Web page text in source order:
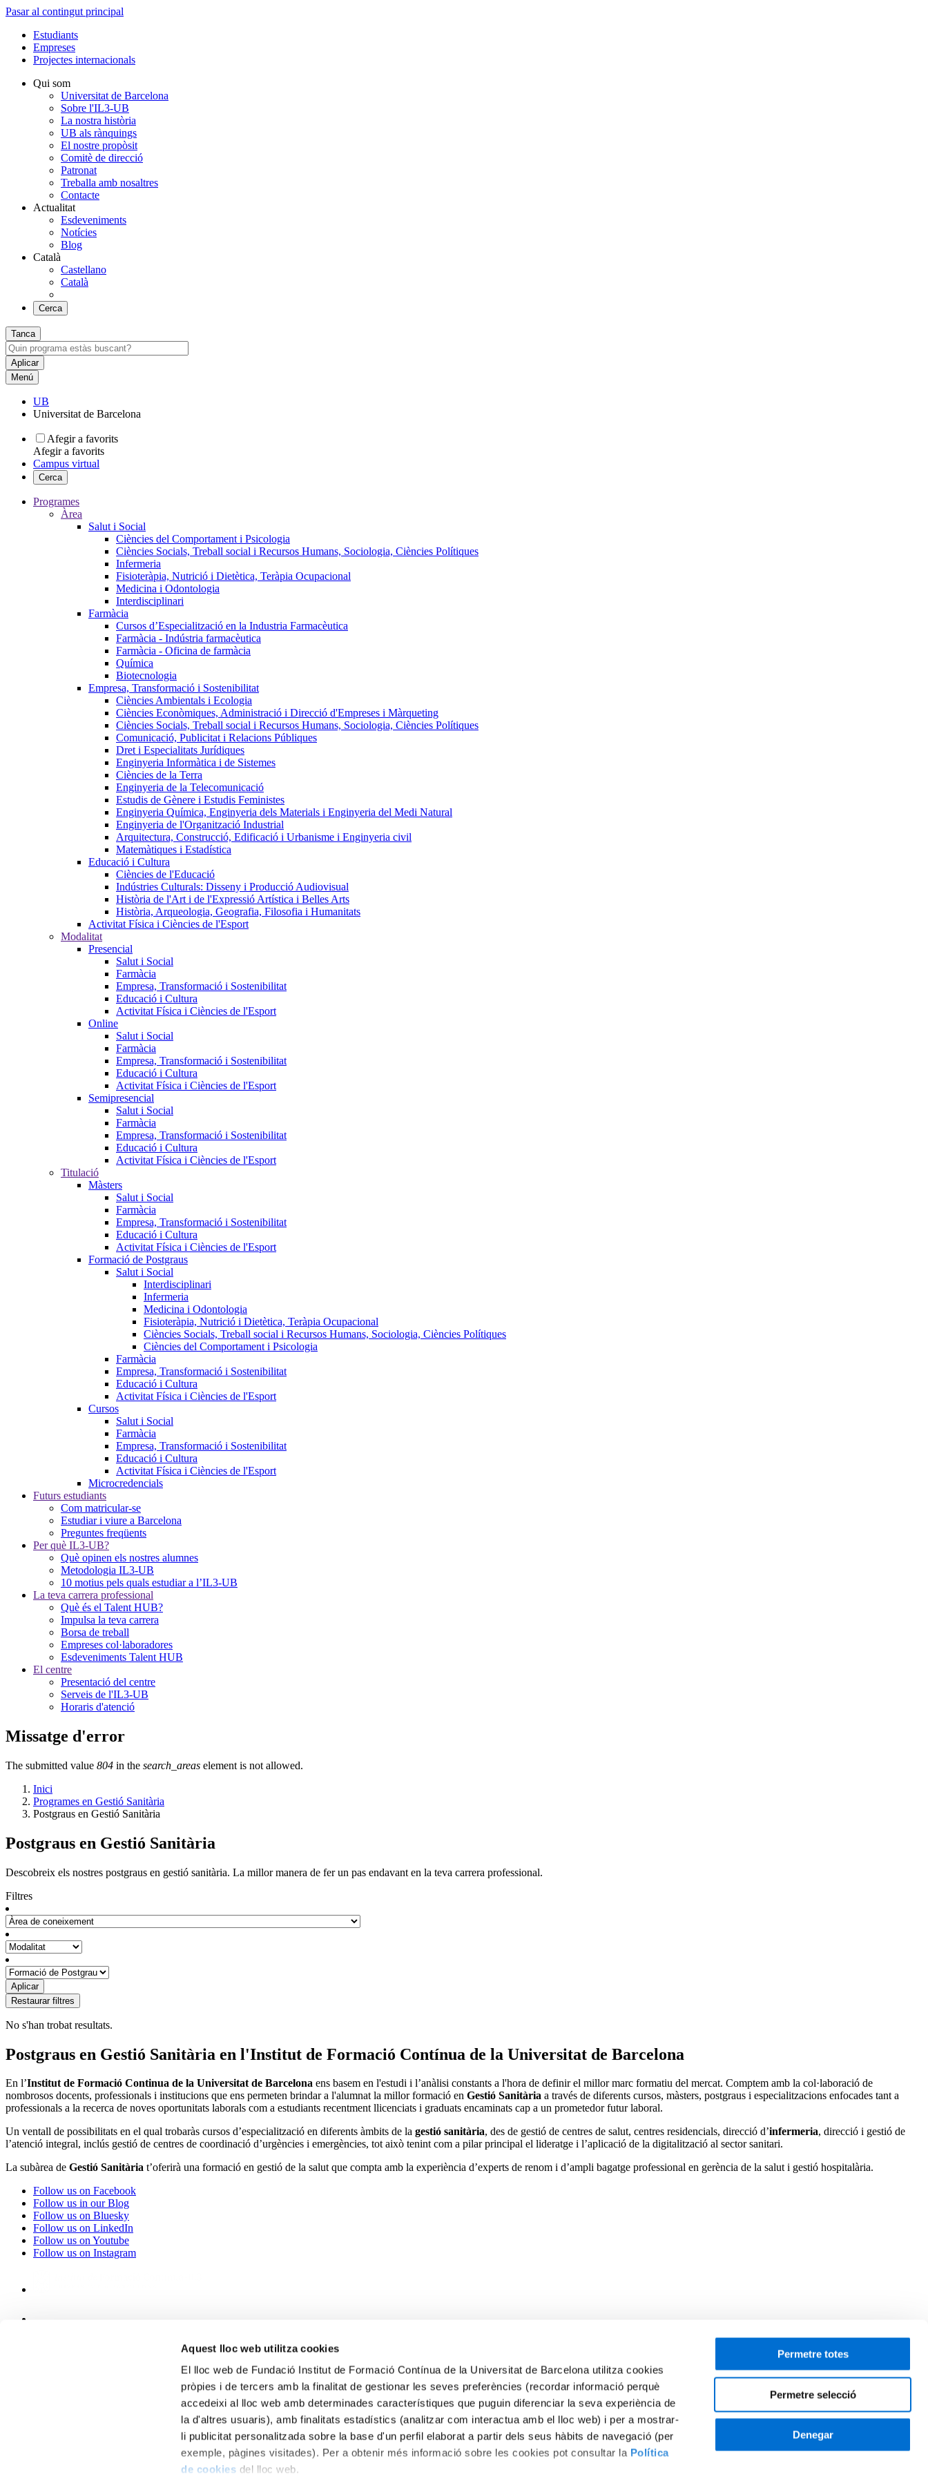
Aquest lloc web utilitza cookies
El lloc web de Fundació Institut de Formació Contínua de la Universitat de Barcelona utilitza cookies
pròpies i de tercers amb la finalitat de gestionar les seves preferències (recordar informació perquè
accedeixi al lloc web amb determinades característiques que puguin diferenciar la seva experiència de
la d'altres usuaris), amb finalitats estadístics (analitzar com interactua amb el lloc web) i per a mostrar-
li publicitat personalitzada sobre la base d'un perfil elaborat a partir dels seus hàbits de navegació (per
exemple, pàgines visitades). Per a obtenir més informació sobre les cookies pot consultar la Política
de cookies del lloc web.
Permetre totes
Permetre selecció
Denegar
Pasar al contingut principal
Estudiants
Empreses
Projectes internacionals
Qui som
Universitat de Barcelona
Sobre l'IL3-UB
La nostra història
UB als rànquings
El nostre propòsit
Comitè de direcció
Patronat
Treballa amb nosaltres
Contacte
Actualitat
Esdeveniments
Notícies
Blog
Català
Castellano
Català
Cerca
Tanca
Menú
UB
Universitat de Barcelona
Afegir a favorits
Afegir a favorits
Campus virtual
Cerca
Programes
Àrea
Salut i Social
Ciències del Comportament i Psicologia
Ciències Socials, Treball social i Recursos Humans, Sociologia, Ciències Polítiques
Infermeria
Fisioteràpia, Nutrició i Dietètica, Teràpia Ocupacional
Medicina i Odontologia
Interdisciplinari
Farmàcia
Cursos d’Especialització en la Industria Farmacèutica
Farmàcia - Indústria farmacèutica
Farmàcia - Oficina de farmàcia
Química
Biotecnologia
Empresa, Transformació i Sostenibilitat
Ciències Ambientals i Ecologia
Ciències Econòmiques, Administració i Direcció d'Empreses i Màrqueting
Ciències Socials, Treball social i Recursos Humans, Sociologia, Ciències Polítiques
Comunicació, Publicitat i Relacions Públiques
Dret i Especialitats Jurídiques
Enginyeria Informàtica i de Sistemes
Ciències de la Terra
Enginyeria de la Telecomunicació
Estudis de Gènere i Estudis Feministes
Enginyeria Química, Enginyeria dels Materials i Enginyeria del Medi Natural
Enginyeria de l'Organització Industrial
Arquitectura, Construcció, Edificació i Urbanisme i Enginyeria civil
Matemàtiques i Estadística
Educació i Cultura
Ciències de l'Educació
Indústries Culturals: Disseny i Producció Audiovisual
Història de l'Art i de l'Expressió Artística i Belles Arts
Història, Arqueologia, Geografia, Filosofia i Humanitats
Activitat Física i Ciències de l'Esport
Modalitat
Presencial
Salut i Social
Farmàcia
Empresa, Transformació i Sostenibilitat
Educació i Cultura
Activitat Física i Ciències de l'Esport
Online
Salut i Social
Farmàcia
Empresa, Transformació i Sostenibilitat
Educació i Cultura
Activitat Física i Ciències de l'Esport
Semipresencial
Salut i Social
Farmàcia
Empresa, Transformació i Sostenibilitat
Educació i Cultura
Activitat Física i Ciències de l'Esport
Titulació
Màsters
Salut i Social
Farmàcia
Empresa, Transformació i Sostenibilitat
Educació i Cultura
Activitat Física i Ciències de l'Esport
Formació de Postgraus
Salut i Social
Interdisciplinari
Infermeria
Medicina i Odontologia
Fisioteràpia, Nutrició i Dietètica, Teràpia Ocupacional
Ciències Socials, Treball social i Recursos Humans, Sociologia, Ciències Polítiques
Ciències del Comportament i Psicologia
Farmàcia
Empresa, Transformació i Sostenibilitat
Educació i Cultura
Activitat Física i Ciències de l'Esport
Cursos
Salut i Social
Farmàcia
Empresa, Transformació i Sostenibilitat
Educació i Cultura
Activitat Física i Ciències de l'Esport
Microcredencials
Futurs estudiants
Com matricular-se
Estudiar i viure a Barcelona
Preguntes freqüents
Per què IL3-UB?
Què opinen els nostres alumnes
Metodologia IL3-UB
10 motius pels quals estudiar a l’IL3-UB
La teva carrera professional
Què és el Talent HUB?
Impulsa la teva carrera
Borsa de treball
Empreses col·laboradores
Esdeveniments Talent HUB
El centre
Presentació del centre
Serveis de l'IL3-UB
Horaris d'atenció
Missatge d'error
The submitted value 804 in the search_areas element is not allowed.
Inici
Programes en Gestió Sanitària
Postgraus en Gestió Sanitària
Postgraus en Gestió Sanitària
Descobreix els nostres postgraus en gestió sanitària. La millor manera de fer un pas endavant en la teva carrera professional.
Filtres
No s'han trobat resultats.
Postgraus en Gestió Sanitària en l'Institut de Formació Contínua de la Universitat de Barcelona
En l’Institut de Formació Continua de la Universitat de Barcelona ens basem en l'estudi i l’anàlisi constants a l'hora de definir el millor marc formatiu del mercat. Comptem amb la col·laboració de
nombrosos docents, professionals i institucions que ens permeten brindar a l'alumnat la millor formació en Gestió Sanitària a través de diferents cursos, màsters, postgraus i especialitzacions enfocades tant a
professionals a la recerca de noves oportunitats laborals com a estudiants recentment llicenciats i graduats encaminats cap a un prometedor futur laboral.
Un ventall de possibilitats en el qual trobaràs cursos d’especialització en diferents àmbits de la gestió sanitària, des de gestió de centres de salut, centres residencials, direcció d’infermeria, direcció i gestió de
l’atenció integral, inclús gestió de centres de coordinació d’urgències i emergències, tot això tenint com a pilar principal el lideratge i l’aplicació de la digitalització al sector sanitari.
La subàrea de Gestió Sanitària t’oferirà una formació en gestió de la salut que compta amb la experiència d’experts de renom i d’ampli bagatge professional en gerència de la salut i gestió hospitalària.
Follow us on Facebook
Follow us in our Blog
Follow us on Bluesky
Follow us on LinkedIn
Follow us on Youtube
Follow us on Instagram